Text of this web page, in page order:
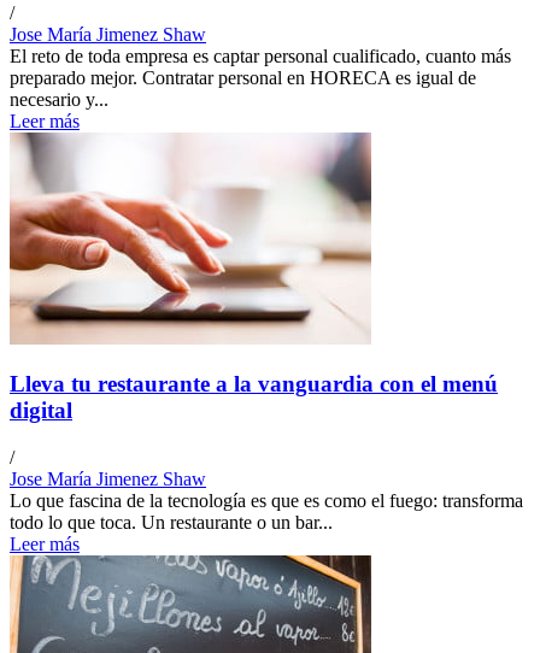
/
Jose María Jimenez Shaw
El reto de toda empresa es captar personal cualificado, cuanto más
preparado mejor. Contratar personal en HORECA es igual de
necesario y...
Leer más
Lleva tu restaurante a la vanguardia con el menú
digital
/
Jose María Jimenez Shaw
Lo que fascina de la tecnología es que es como el fuego: transforma
todo lo que toca. Un restaurante o un bar...
Leer más